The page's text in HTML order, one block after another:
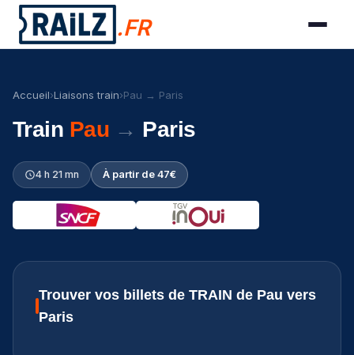
.FR
Accueil›Liaisons train›Pau → Paris
Train Pau → Paris
4 h 21 mn À partir de 47€
Trouver vos billets de TRAIN de Pau vers
Paris